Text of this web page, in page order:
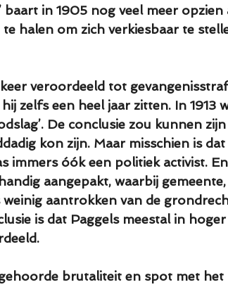
in 1905 nog veel meer opzien
halen om zich verkiesbaar te
veroordeeld tot
zelfs een heel jaar zitten. In 1913
De conclusie zou kunnen
kon zijn. Maar misschien is
immers óók een politiek activist.
aangepakt, waarbij
aantrokken van de
is dat Paggels meestal in
brutaliteit en spot met het